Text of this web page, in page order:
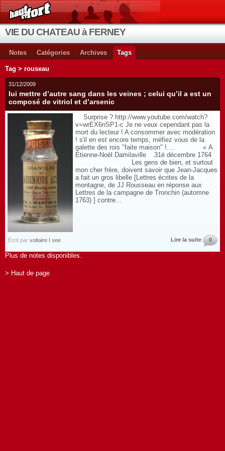
VIE DU CHATEAU à FERNEY
Notes Catégories Archives Tags
Tag > rouseau
31/12/2009
lui mettre d’autre sang dans les veines ; celui qu’il a est un
composé de vitriol et d’arsenic
Surprise ? http://www.youtube.com/watch?
v=wrEX6nSP1-c Je ne veux cependant pas la
mort du lecteur ! A consommer avec modération
! s'il en est encore temps, méfiez vous de la
galette des rois "faite maison" !.... « A
Etienne-Noël Damilaville 31è décembre 1764
Les gens de bien, et surtout
mon cher frère, doivent savoir que Jean-Jacques
a fait un gros libelle [Lettres écrites de la
montagne, de JJ Rousseau en réponse aux
Lettres de la campagne de Tronchin (automne
1763) ] contre...
Écrit par voltaire I see Lire la suite 0
Plus de notes disponibles.
> Haut de page